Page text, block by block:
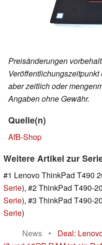
Preisänderungen
aber zeitlich oder
Angaben ohne Gewähr.
Quelle(n)
AfB-Shop
Weitere Artikel zur
#1 Lenovo ThinkPad T490
Serie), #2 ThinkPad T490-
Serie), #3 ThinkPad T490-
Serie)
News
•
Deal: